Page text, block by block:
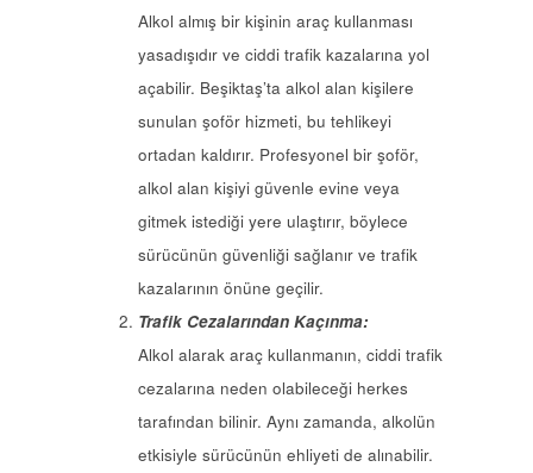
Alkol almış bir kişinin araç kullanması
yasadışıdır ve ciddi trafik kazalarına yol
açabilir. Beşiktaş’ta alkol alan kişilere
sunulan şoför hizmeti, bu tehlikeyi
ortadan kaldırır. Profesyonel bir şoför,
alkol alan kişiyi güvenle evine veya
gitmek istediği yere ulaştırır, böylece
sürücünün güvenliği sağlanır ve trafik
kazalarının önüne geçilir.
Trafik Cezalarından Kaçınma:
Alkol alarak araç kullanmanın, ciddi trafik
cezalarına neden olabileceği herkes
tarafından bilinir. Aynı zamanda, alkolün
etkisiyle sürücünün ehliyeti de alınabilir.